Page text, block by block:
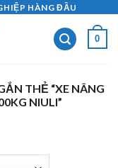
HÀNG ĐẦU
0
THẺ “XE NÂNG
NIULI”